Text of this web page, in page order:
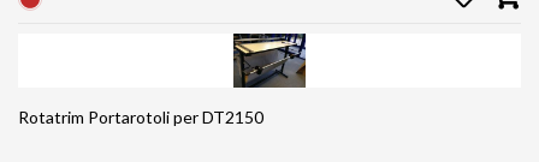
Rotatrim Portarotoli per DT2150